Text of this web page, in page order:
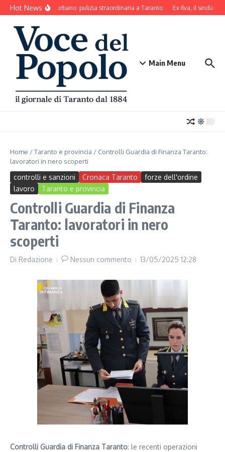
Salta al contenuto
Hot NewsDecoro urbano: pulizia straordinaria a Taranto Ex Ilva, il sindaco
Main Menu
Home /Taranto e provincia / Controlli Guardia di Finanza Taranto:
lavoratori in nero scoperti
controlli e sanzioni Cronaca Taranto
forze dell'ordine
lavoro
Taranto e provincia
Controlli Guardia di Finanza
Taranto: lavoratori in nero
scoperti
Di Redazione Nessun commento 13/05/2025 12:28
Controlli Guardia di Finanza Taranto: le recenti operazioni